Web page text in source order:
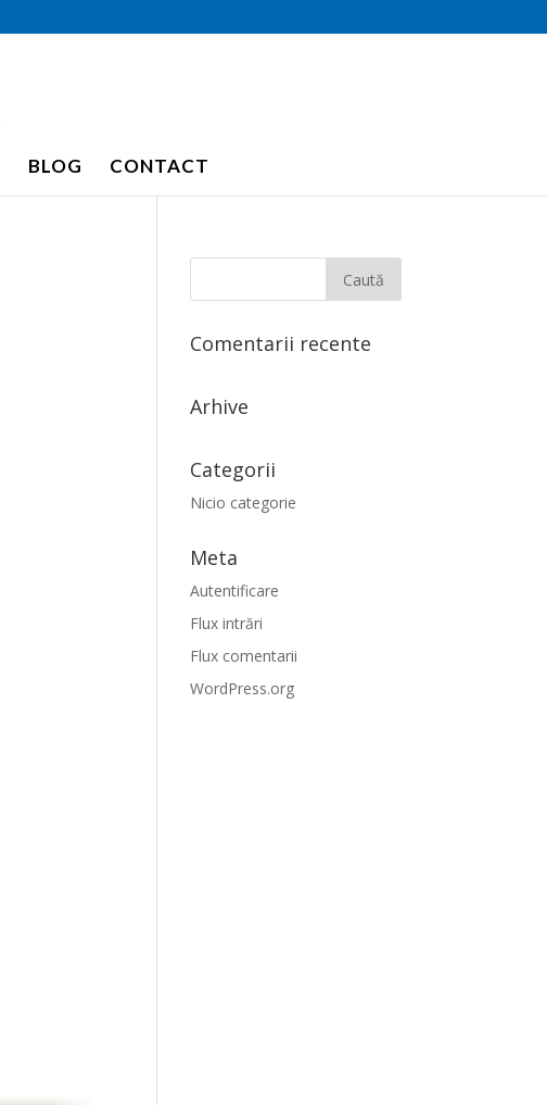
BLOG CONTACT
Comentarii recente
Arhive
Categorii
Nicio categorie
Meta
Autentificare
Flux intrări
Flux comentarii
WordPress.org